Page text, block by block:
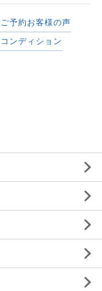
ご予約お客様の声
コンディション